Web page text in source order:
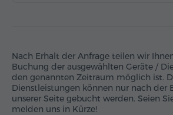
Nach Erhalt der Anfrage teilen wir
Buchung der ausgewählten Geräte /
den genannten Zeitraum möglich ist.
Dienstleistungen können nur nach der
unserer Seite gebucht werden. Seien
melden uns in Kürze!